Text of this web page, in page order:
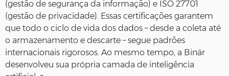
(gestão de segurança da informação) e ISO 27701
(gestão de privacidade). Essas certificações garantem
que todo o ciclo de vida dos dados – desde a coleta até
o armazenamento e descarte – segue padrões
internacionais rigorosos. Ao mesmo tempo, a Binär
desenvolveu sua própria camada de inteligência